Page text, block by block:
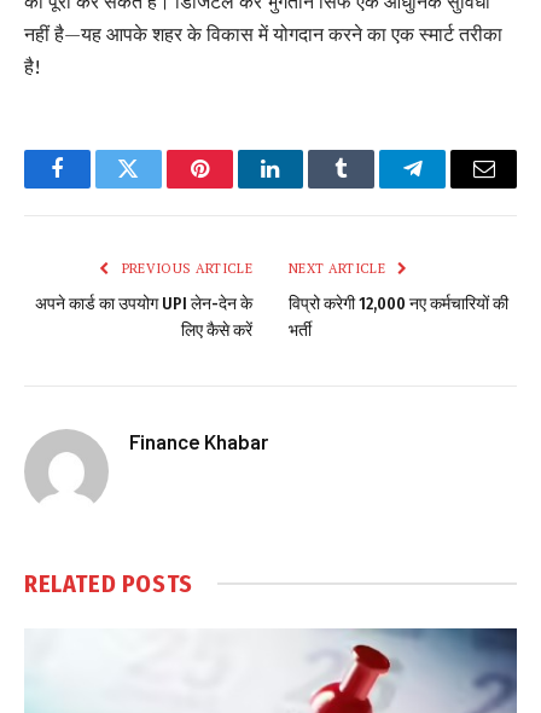
नहीं है—यह आपके शहर के विकास में योगदान करने का एक स्मार्ट तरीका
है!
FacebookTwitter PinterestLinkedInTumblr TelegramEmail
PREVIOUS ARTICLE
अपने कार्ड का उपयोग UPI लेन-देन के
लिए कैसे करें
NEXT ARTICLE
विप्रो करेगी 12,000 नए कर्मचारियों की
भर्ती
Finance Khabar
RELATED POSTS